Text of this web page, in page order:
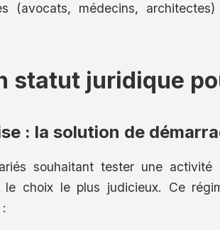
(avocats, médecins,
statut juridique
: la solution de
souhaitant tester une
le choix le plus judicieux. Ce